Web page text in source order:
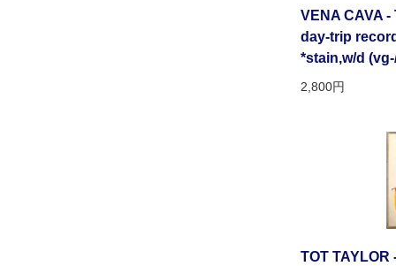
VENA CAVA -
day-trip
*stain,w/d
2,800円
TOT